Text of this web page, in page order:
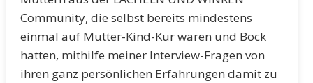
Community, die selbst bereits mindestens
einmal auf Mutter-Kind-Kur waren und Bock
hatten, mithilfe meiner Interview-Fragen von
ihren ganz persönlichen Erfahrungen damit zu